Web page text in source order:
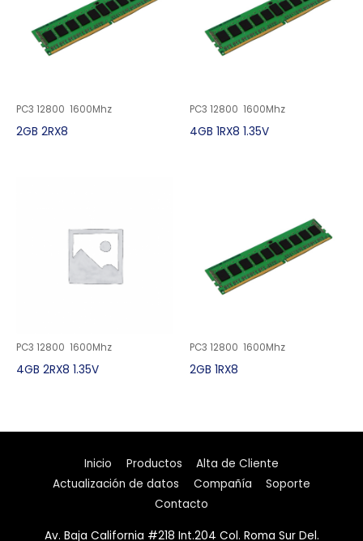
PC3 12800 1600Mhz
2GB 2RX8
PC3 12800 1600Mhz
4GB 1RX8 1.35V
PC3 12800 1600Mhz
4GB 2RX8 1.35V
PC3 12800 1600Mhz
2GB 1RX8
Inicio Productos
Alta de Cliente
Actualización de datos
Compañía
Soporte
Contacto
Av. Baja California #218 Int.204 Col. Roma Sur Del.